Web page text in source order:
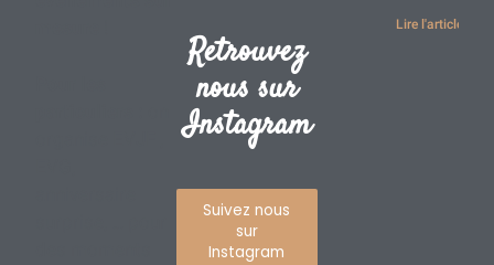
Retrouvez
nous sur
Instagram
Suivez nous
sur
Instagram
Lire l'article »